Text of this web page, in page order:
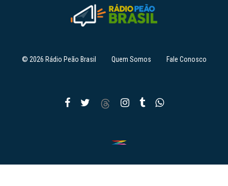
© 2026 Rádio Peão Brasil Quem Somos Fale Conosco